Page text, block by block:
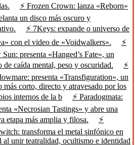
⚡ Frozen Crown: lanza «Reborn»
un disco más oscuro y
⚡ 7Keys: expande o universo de
con el video de «Voidwalkers».
⚡
presenta «Hanged’s Fate», un
de caída mental, peso y oscuridad.
⚡
presenta «Transfiguration», un
más corto, directo y atravesado por los
internos de la b
⚡ Paradogmata:
«Necrosian Tastings» y abre una
etapa más amplia y filosa.
⚡
transforma el metal sinfónico en
al unir teatralidad, ocultismo e identidad